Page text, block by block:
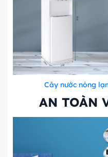
Cây nước nóng
AN TOÀN